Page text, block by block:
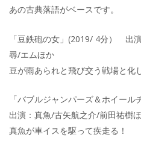
あの古典落語がベースです。
「豆鉄砲の女」(2019/ 4分） 出
尋/エムほか
豆が雨あられと飛び交う戦場と化
「バブルジャンパーズ＆ホイール
出演：真魚/古矢航之介/前田祐樹
真魚が車イスを駆って疾走る！